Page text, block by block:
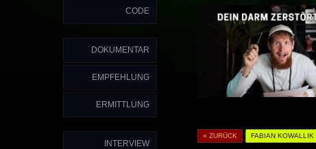
CODE
DOKUMENTAR
EMPFEHLUNG
ERMITTLUNG
INTERVIEW
« ZURÜCK FABIAN KOWALLIK